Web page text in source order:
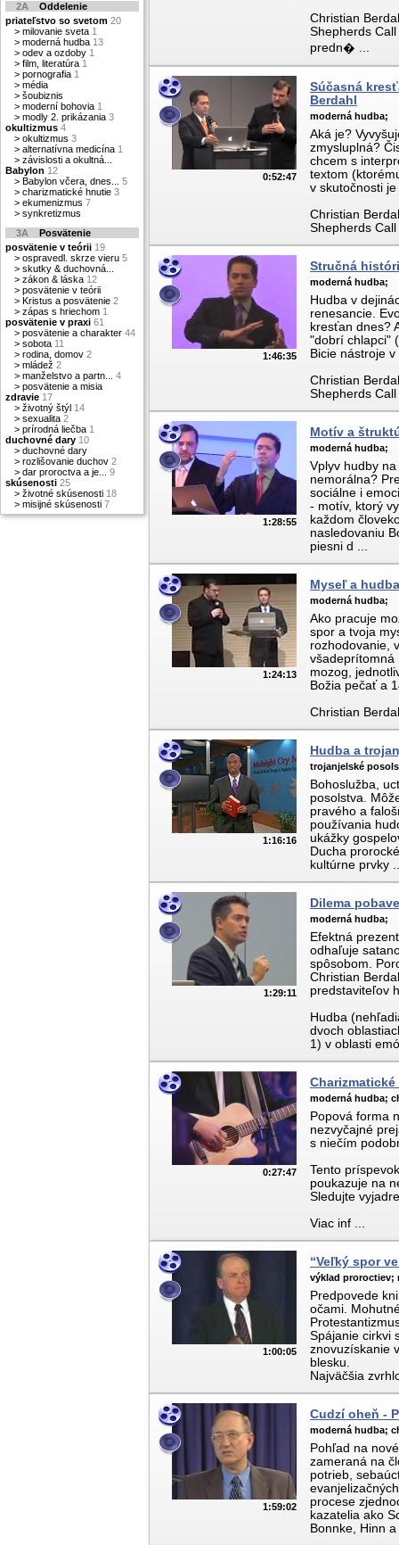
2A Oddelenie
priateľstvo so svetom 20
> milovanie sveta 1
> moderná hudba 13
> odev a ozdoby 1
> film, literatúra 1
> pornografia 1
> média
> šoubiznis
> moderní bohovia 1
> modly 2. prikázania 3
okultizmus 4
> okultizmus 3
> alternatívna medicína 1
> závislosti a okultná...
Babylon 12
> Babylon včera, dnes...
5
> charizmatické hnutie 3
> ekumenizmus 7
> synkretizmus
3A Posvätenie
posvätenie v teórii 19
> ospravedl. skrze vieru 5
> skutky & duchovná...
> zákon & láska 12
> posvätenie v teórii
> Kristus a posvätenie 2
> zápas s hriechom 1
posvätenie v praxi 61
> posvätenie a charakter 44
> sobota 11
> rodina, domov 2
> mládež 2
> manželstvo a partn...
4
> posvätenie a misia
zdravie 17
> životný štýl 14
> sexualita 2
> prírodná liečba 1
duchovné dary 10
> duchovné dary
> rozlišovanie duchov 2
> dar proroctva a je...
9
skúsenosti 25
> životné skúsenosti 18
> misijné skúsenosti 7
Christian
Shepherds
predn� ...
0:52:47
Súčasná
Berdahl
moderná hudba;
Aká je?
zmysluplná?
chcem s
textom
v skutočnosti
Christian
Shepherds
1:46:35
Stručná
moderná hudba;
Hudba v
renesancie.
kresťan dnes?
"dobrí chlapci"
Bicie nástroje
Christian
Shepherds
1:28:55
Motív a
moderná hudba;
Vplyv hudby
nemorálna?
sociálne i
- motív, ktorý
každom
nasledovaniu
piesni d ...
1:24:13
Myseľ a
moderná hudba;
Ako pracuje
spor a tvoja
rozhodovanie,
všadeprítomná
mozog,
Božia pečať a
Christian
1:16:16
Hudba a
trojanjelské
Bohoslužba,
posolstva.
pravého a
používania
ukážky
Ducha
kultúrne prvky
1:29:11
Dilema
moderná hudba;
Efektná
odhaľuje
spôsobom.
Christian
predstaviteľov
Hudba
dvoch
1) v oblasti
0:27:47
moderná hudba;
Popová forma
nezvyčajné
s niečím
Tento
poukazuje na
Sledujte
Viac inf ...
1:00:05
“Veľký spor
výklad proroctiev;
Predpovede
očami.
Spájanie cirkvi
znovuzískanie
blesku.
Najväčšia
1:59:02
Cudzí oheň -
moderná hudba;
Pohľad na
zameraná na
potrieb,
procese
kazatelia ako
Bonnke, Hinn